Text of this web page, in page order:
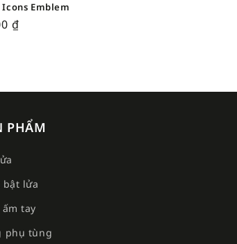
Emblem
₫
PHẨM
bật lửa
tay
phụ tùng